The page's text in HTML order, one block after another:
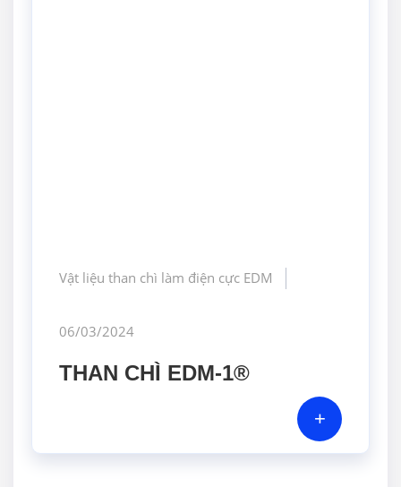
Vật liệu than chì làm điện cực EDM
06/03/2024
THAN CHÌ EDM-1®
+